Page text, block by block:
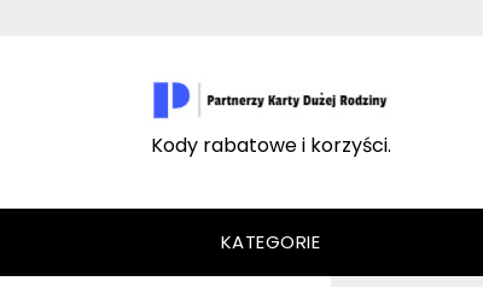
Kody rabatowe i korzyści.
KATEGORIE